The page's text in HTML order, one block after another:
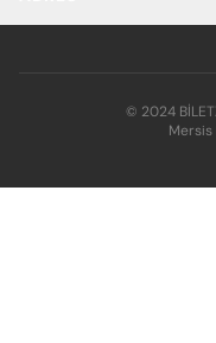
© 2024
Mersis